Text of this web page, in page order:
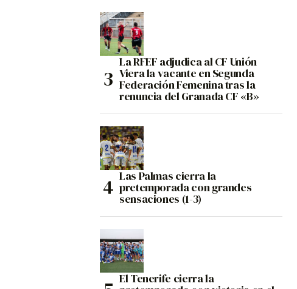
La RFEF adjudica al CF Unión
Viera la vacante en Segunda
Federación Femenina tras la
renuncia del Granada CF «B»
Las Palmas cierra la
pretemporada con grandes
sensaciones (1-3)
El Tenerife cierra la